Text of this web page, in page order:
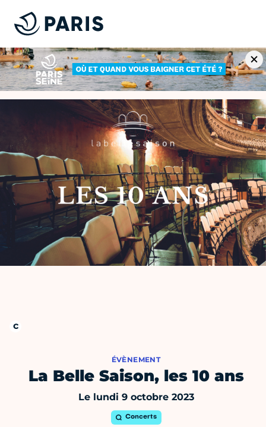
ÉVÈNEMENT
La Belle Saison, les 10 ans
Le lundi 9 octobre 2023
Concerts